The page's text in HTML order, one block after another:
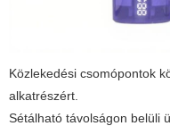
Közlekedési csomópontok
alkatrészért.
Sétálható távolságon belüli